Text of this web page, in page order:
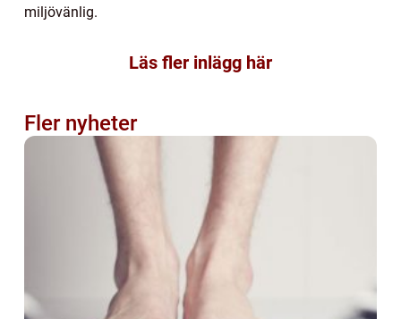
miljövänlig.
Läs fler inlägg här
Fler nyheter